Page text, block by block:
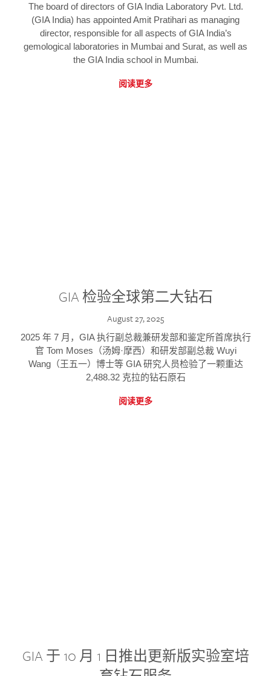
The board of directors of GIA India Laboratory Pvt. Ltd.
(GIA India) has appointed Amit Pratihari as managing
director, responsible for all aspects of GIA India’s
gemological laboratories in Mumbai and Surat, as well as
the GIA India school in Mumbai.
阅读更多
GIA 检验全球第二大钻石
August 27, 2025
2025 年 7 月，GIA 执行副总裁兼研发部和鉴定所首席执行
官 Tom Moses（汤姆·摩西）和研发部副总裁 Wuyi
Wang（王五一）博士等 GIA 研究人员检验了一颗重达
2,488.32 克拉的钻石原石
阅读更多
GIA 于 10 月 1 日推出更新版实验室培